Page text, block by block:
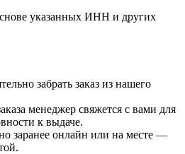
указанных ИНН и других
забрать заказ из нашего
менеджер свяжется с вами для
к выдаче.
заранее онлайн или на месте —